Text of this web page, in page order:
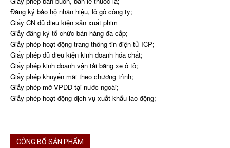
Đăng ký bảo hộ nhãn hiệu, lô gô công ty;
Giấy CN đủ điều kiện sản xuất phim
Giấy đăng ký tổ chức bán hàng đa cấp;
Giấy phép hoạt động trang thông tin điện tử ICP;
Giấy phép đủ điều kiện kinh doanh hóa chất;
Giấy phép kinh doanh vận tải bằng xe ô tô;
Giấy phép khuyến mãi theo chương trình;
Giấy phép mở VPĐD tại nước ngoài;
Giấy phép hoạt động dịch vụ xuất khẩu lao động;
CÔNG BỐ SẢN PHẨM